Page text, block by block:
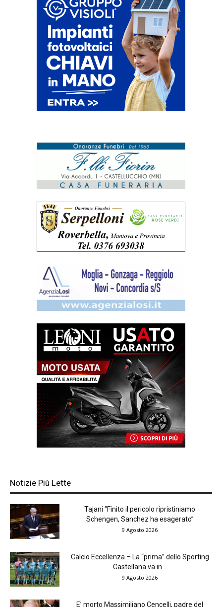
Notizie Più Lette
Tajani “Finito il pericolo ripristiniamo
Schengen, Sanchez ha esagerato”
9 Agosto 2026
Calcio Eccellenza – La “prima” dello Sporting
Castellana va in...
9 Agosto 2026
E’ morto Massimiliano Cencelli, padre del